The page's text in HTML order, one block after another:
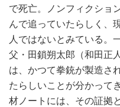
で死亡。ノンフィクショ
んで追っていたらしく、
人ではないとみている。
父・田鎖朔太郎（和田正
は、かつて拳銃が製造さ
たらしいことが分かって
材ノートには、その証拠